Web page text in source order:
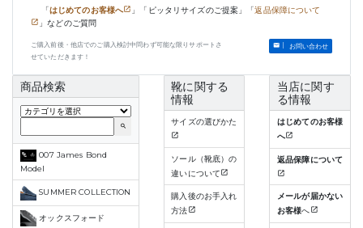
「はじめてのお客様へ 」「ピッタリサイズのご提案」「返品保障について
」などのご質問
ご購入前後・他店でのご購入検討中問わず可能な限りサポートさ
せていただきます！
お問い合わせ
商品検索
search
007 James Bond
Model
SUMMER COLLECTION
オックスフォード
靴に関する
情報
サイズの選びかた
ソール（靴底）の
違いについて
購入後のお手入れ
方法
当店に関す
る情報
はじめてのお客様
へ
返品保障について
メールが届かない
お客様へ